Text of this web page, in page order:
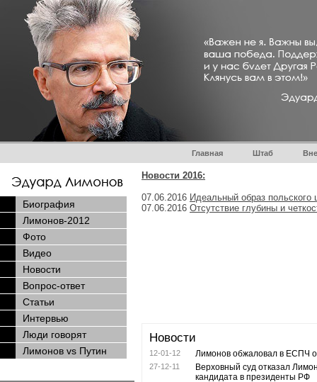
Главная Штаб
Биография
Лимонов-2012
Фото
Видео
Новости
Вопрос-ответ
Статьи
Интервью
Люди говорят
Лимонов vs Путин
Новости 2016:
07.06.2016 Идеальный образ польского
07.06.2016 Отсутствие глубины и
Новости
12-01-12 Лимонов обжаловал в ЕСПЧ
27-12-11
Верховный суд отказал
кандидата в президенты РФ